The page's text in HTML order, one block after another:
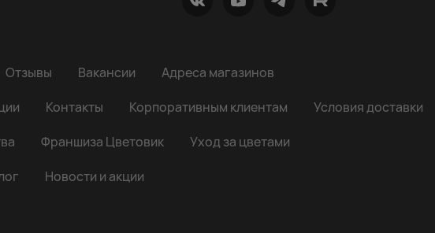
Отзывы Вакансии
Адреса магазинов
Контакты Корпоративным клиентам
Условия доставки
Франшиза Цветовик
Уход за цветами
Новости и акции